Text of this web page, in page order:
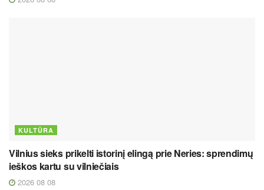
KULTŪRA
Vilnius sieks prikelti istorinį elingą prie Neries: sprendimų
ieškos kartu su vilniečiais
2026 08 08